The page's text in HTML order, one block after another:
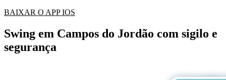
BAIXAR O APP IOS
Swing em Campos do Jordão com sigilo e
segurança